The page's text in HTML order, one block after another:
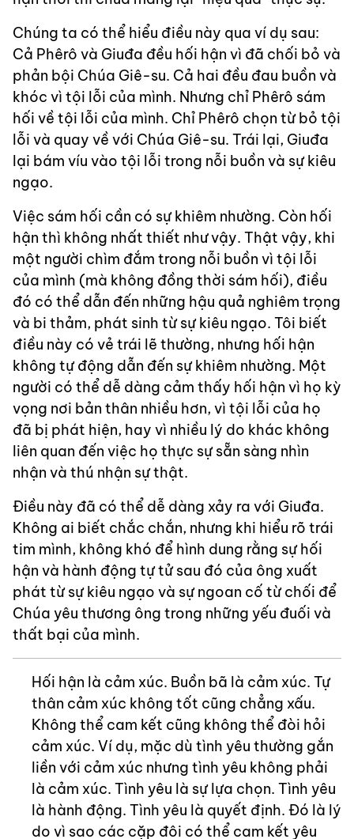
Chúng ta có thể hiểu điều này qua ví dụ sau:
Cả Phêrô và Giuđa đều hối hận vì đã chối bỏ và
phản bội Chúa Giê-su. Cả hai đều đau buồn và
khóc vì tội lỗi của mình. Nhưng chỉ Phêrô sám
hối về tội lỗi của mình. Chỉ Phêrô chọn từ bỏ tội
lỗi và quay về với Chúa Giê-su. Trái lại, Giuđa
lại bám víu vào tội lỗi trong nỗi buồn và sự kiêu
ngạo.
Việc sám hối cần có sự khiêm nhường. Còn hối
hận thì không nhất thiết như vậy. Thật vậy, khi
một người chìm đắm trong nỗi buồn vì tội lỗi
của mình (mà không đồng thời sám hối), điều
đó có thể dẫn đến những hậu quả nghiêm trọng
và bi thảm, phát sinh từ sự kiêu ngạo. Tôi biết
điều này có vẻ trái lẽ thường, nhưng hối hận
không tự động dẫn đến sự khiêm nhường. Một
người có thể dễ dàng cảm thấy hối hận vì họ kỳ
vọng nơi bản thân nhiều hơn, vì tội lỗi của họ
đã bị phát hiện, hay vì nhiều lý do khác không
liên quan đến việc họ thực sự sẵn sàng nhìn
nhận và thú nhận sự thật.
Điều này đã có thể dễ dàng xảy ra với Giuđa.
Không ai biết chắc chắn, nhưng khi hiểu rõ trái
tim mình, không khó để hình dung rằng sự hối
hận và hành động tự tử sau đó của ông xuất
phát từ sự kiêu ngạo và sự ngoan cố từ chối để
Chúa yêu thương ông trong những yếu đuối và
thất bại của mình.
Hối hận là cảm xúc. Buồn bã là cảm xúc. Tự
thân cảm xúc không tốt cũng chẳng xấu.
Không thể cam kết cũng không thể đòi hỏi
cảm xúc. Ví dụ, mặc dù tình yêu thường gắn
liền với cảm xúc nhưng tình yêu không phải
là cảm xúc. Tình yêu là sự lựa chọn. Tình yêu
là hành động. Tình yêu là quyết định. Đó là lý
do vì sao các cặp đôi có thể cam kết yêu